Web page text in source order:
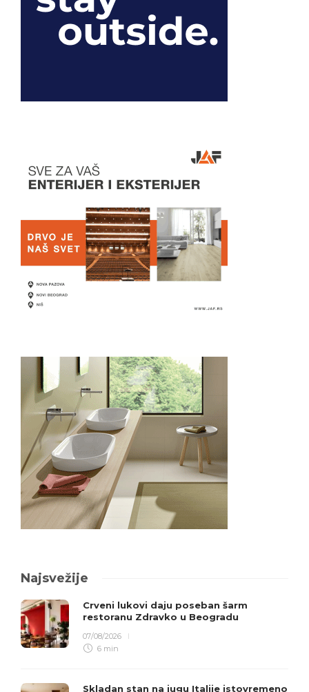
Najsvežije
Crveni lukovi daju poseban šarm
restoranu Zdravko u Beogradu
07/08/2026
6 min
Skladan stan na jugu Italije istovremeno